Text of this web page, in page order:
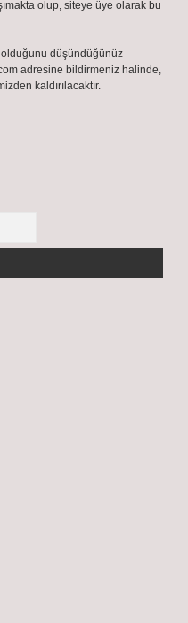
olup, siteye üye olarak bu
olduğunu düşündüğünüz
adresine bildirmeniz halinde,
kaldırılacaktır.